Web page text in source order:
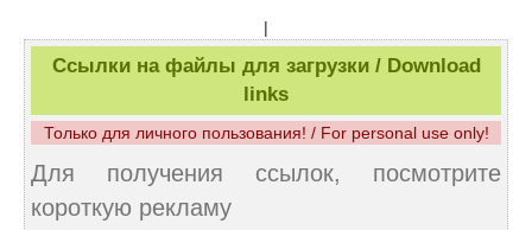
|
Ссылки на файлы для загрузки / Download
links
Только для личного пользования! / For personal use only!
Для получения ссылок, посмотрите
короткую рекламу